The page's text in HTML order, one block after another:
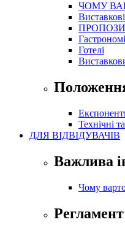
ЧОМУ
Готелі
Технічні
ДЛЯ ВІДВІДУВАЧІВ
Важлива
Чому
Регламент